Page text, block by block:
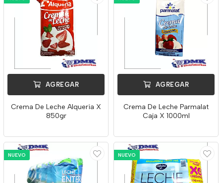
AGREGAR
Crema De Leche Alquería X
850gr
AGREGAR
Crema De Leche Parmalat
Caja X 1000ml
NUEVO NUEVO